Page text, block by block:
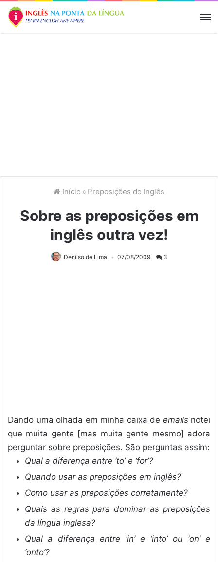
Início » Preposições do Inglês
Sobre as preposições em
inglês outra vez!
Denilso de Lima 07/08/2009 3
Dando uma olhada em minha caixa de emailsnotei
que muita gente [mas muita gente mesmo] adora
perguntar sobre preposições. São perguntas assim:
Qual a diferença entre ‘to’ e ‘for’?
Quando usar as preposições em inglês?
Como usar as preposições corretamente?
Quais as regras para dominar as preposições
da língua inglesa?
Qual a diferença entre ‘in’ e ‘into’ ou ‘on’ e
‘onto’?